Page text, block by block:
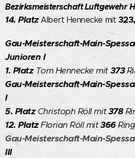
Bezirksmeisterschaft Luftgewehr
14. PlatzAlbert Hennecke mit
Gau-Meisterschaft-Main-
Junioren I
1. PlatzTom Hennecke mit373
Gau-Meisterschaft-Main-
I
5. PlatzChristoph Röll mit378
12. PlatzFlorian Röll mit366
Gau-Meisterschaft-Main-
III